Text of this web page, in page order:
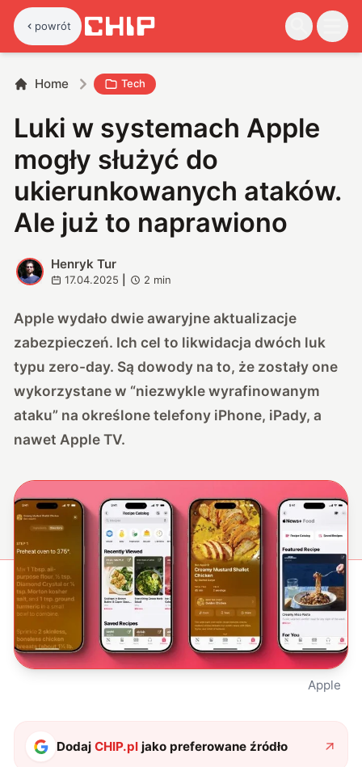
powrót
Home Tech
Luki w systemach Apple
mogły służyć do
ukierunkowanych ataków.
Ale już to naprawiono
H
Henryk Tur
17.04.2025 2 min
Apple wydało dwie awaryjne aktualizacje
zabezpieczeń. Ich cel to likwidacja dwóch luk
typu zero-day. Są dowody na to, że zostały one
wykorzystane w “niezwykle wyrafinowanym
ataku” na określone telefony iPhone, iPady, a
nawet Apple TV.
Apple
DodajCHIP.pl jako preferowane źródło